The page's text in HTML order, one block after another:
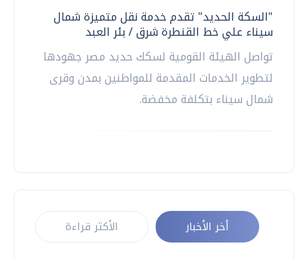
"السكة الحديد" تقدم خدمة نقل متميزة شمال
سيناء علي خط القنطرة شرق / بئر العبد
تواصل الهيئة القومية لسكك حديد مصر جهودها
لتطوير الخدمات المقدمة للمواطنين بمدن وقرى
شمال سيناء بتكلفة مخفضة.
أخر الأخبار الأكثر قراءة